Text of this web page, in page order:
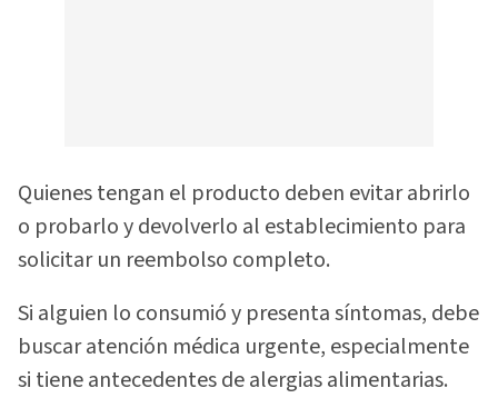
Quienes tengan el producto deben evitar abrirlo
o probarlo y devolverlo al establecimiento para
solicitar un reembolso completo.
Si alguien lo consumió y presenta síntomas, debe
buscar atención médica urgente, especialmente
si tiene antecedentes de alergias alimentarias.